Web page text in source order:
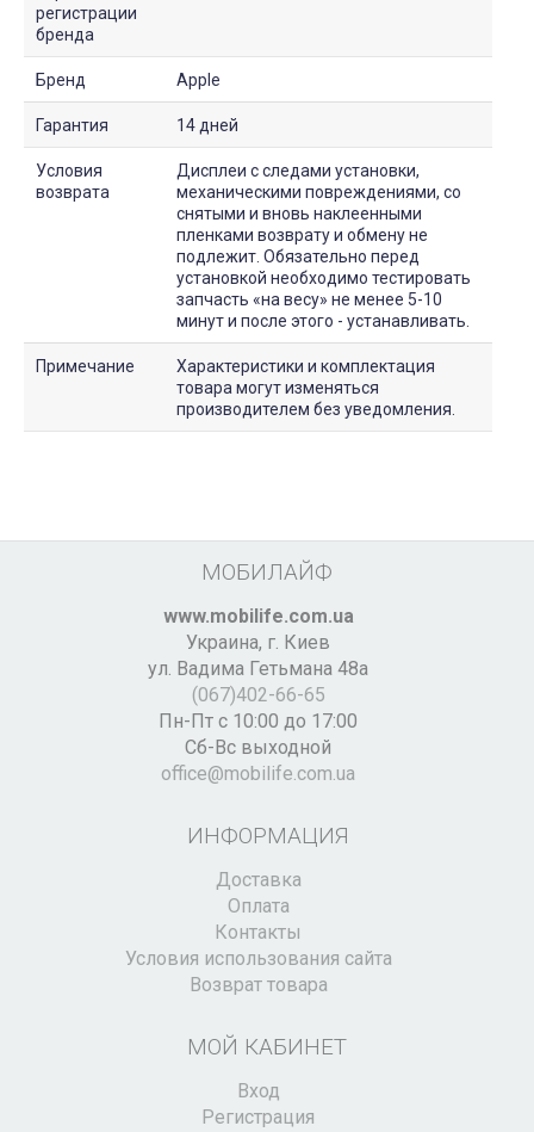
регистрации
бренда
Бренд Apple
Гарантия 14 дней
Условия
возврата
Дисплеи с следами установки,
механическими повреждениями, со
снятыми и вновь наклеенными
пленками возврату и обмену не
подлежит. Обязательно перед
установкой необходимо тестировать
запчасть «на весу» не менее 5-10
минут и после этого - устанавливать.
Примечание
Характеристики и комплектация
товара могут изменяться
производителем без уведомления.
МОБИЛАЙФ
www.mobilife.com.ua
Украина, г. Киев
ул. Вадима Гетьмана 48а
(067)402-66-65
Пн-Пт с 10:00 до 17:00
Сб-Вс выходной
office@mobilife.com.ua
ИНФОРМАЦИЯ
Доставка
Оплата
Контакты
Условия использования сайта
Возврат товара
МОЙ КАБИНЕТ
Вход
Регистрация